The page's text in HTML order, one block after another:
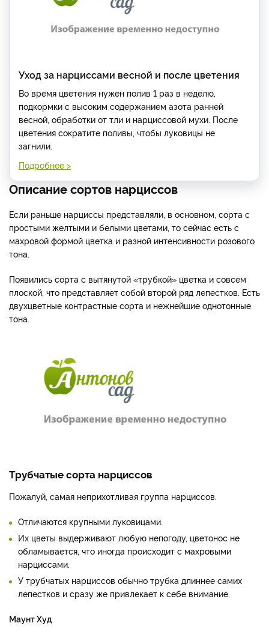
Уход за нарциссами весной и после цветения
Во время цветения нужен полив 1 раз в неделю,
подкормки с высоким содержанием азота ранней
весной, обработки от тли и нарциссовой мухи. После
цветения сократите поливы, чтобы луковицы не
загнили.
Подробнее >
Описание сортов нарциссов
Если раньше нарциссы представляли, в основном, сорта с
простыми желтыми и белыми цветами, то сейчас есть с
махровой формой цветка и разной интенсивности розового
тона.
Появились сорта с вытянутой «трубкой» цветка и совсем
плоской, что представляет собой второй ряд лепестков. Есть
двухцветные контрастные сорта и нежнейшие однотонные
тона.
Трубчатые сорта нарциссов
Пожалуй, самая неприхотливая группа нарциссов.
Отличаются крупными луковицами.
Их цветы выдерживают любую непогоду, цветонос не
обламывается, что иногда происходит с махровыми
нарциссами.
У трубчатых нарциссов обычно трубка длиннее самих
лепестков и сразу же привлекает к себе внимание.
Маунт Худ